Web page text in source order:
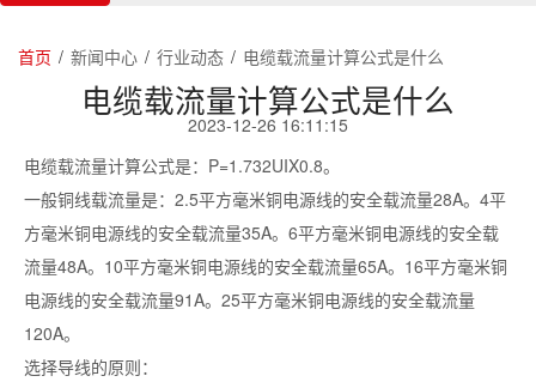
首页 / 新闻中心 / 行业动态 / 电缆载流量计算公式是什么
电缆载流量计算公式是什么
2023-12-26 16:11:15
电缆载流量计算公式是：P=1.732UIX0.8。
一般铜线载流量是：2.5平方毫米铜电源线的安全载流量28A。4平
方毫米铜电源线的安全载流量35A。6平方毫米铜电源线的安全载
流量48A。10平方毫米铜电源线的安全载流量65A。16平方毫米铜
电源线的安全载流量91A。25平方毫米铜电源线的安全载流量
120A。
选择导线的原则：